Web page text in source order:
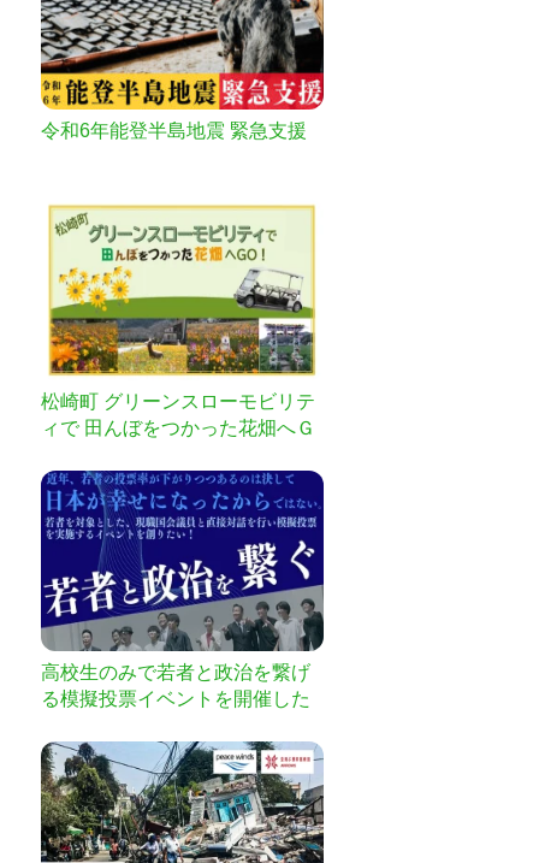
令和6年能登半島地震 緊急支援
松崎町 グリーンスローモビリテ
ィで 田んぼをつかった花畑へＧ
高校生のみで若者と政治を繋げ
る模擬投票イベントを開催した